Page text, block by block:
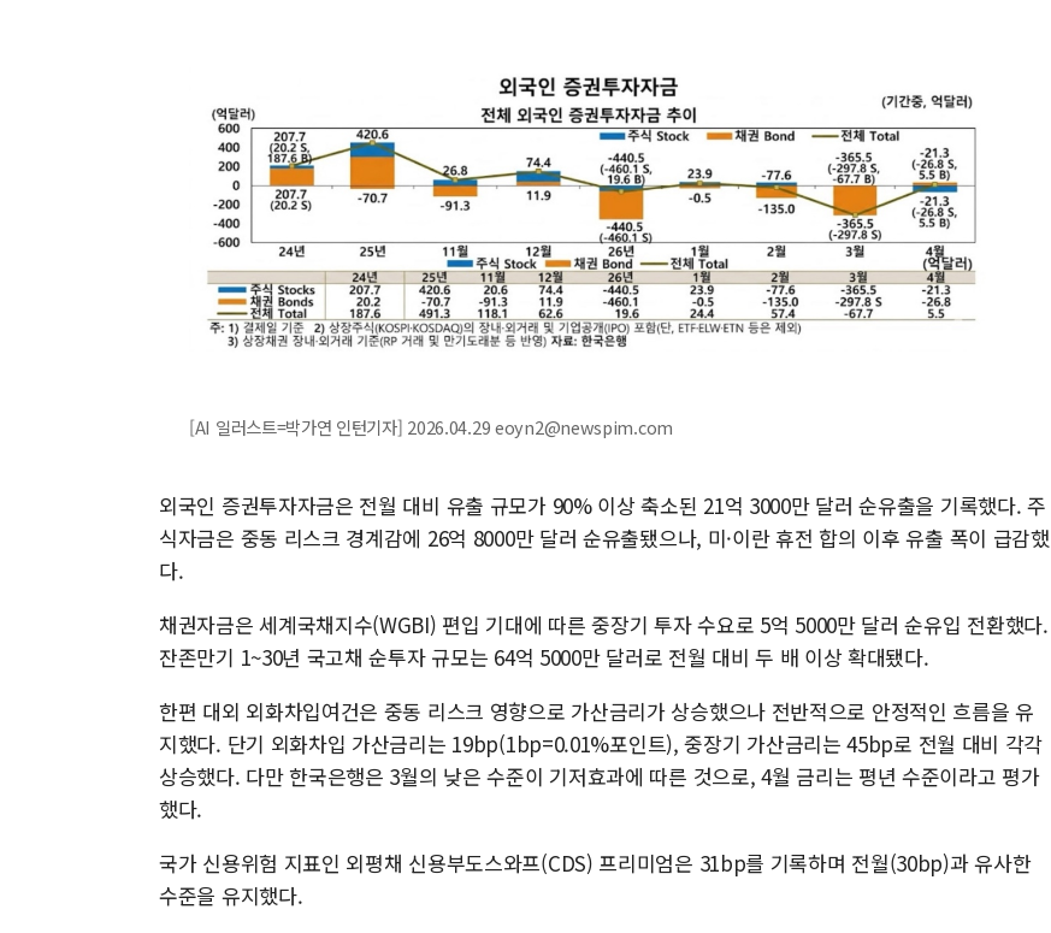
[AI 일러스트=박가연 인턴기자] 2026.04.29 eoyn2@newspim.com
외국인 증권투자자금은 전월 대비 유출 규모가 90% 이상 축소된 21억 3000만 달러 순유출을 기록했다. 주
식자금은 중동 리스크 경계감에 26억 8000만 달러 순유출됐으나, 미·이란 휴전 합의 이후 유출 폭이 급감했
다.
채권자금은 세계국채지수(WGBI) 편입 기대에 따른 중장기 투자 수요로 5억 5000만 달러 순유입 전환했다.
잔존만기 1~30년 국고채 순투자 규모는 64억 5000만 달러로 전월 대비 두 배 이상 확대됐다.
한편 대외 외화차입여건은 중동 리스크 영향으로 가산금리가 상승했으나 전반적으로 안정적인 흐름을 유
지했다. 단기 외화차입 가산금리는 19bp(1bp=0.01%포인트), 중장기 가산금리는 45bp로 전월 대비 각각
상승했다. 다만 한국은행은 3월의 낮은 수준이 기저효과에 따른 것으로, 4월 금리는 평년 수준이라고 평가
했다.
국가 신용위험 지표인 외평채 신용부도스와프(CDS) 프리미엄은 31bp를 기록하며 전월(30bp)과 유사한
수준을 유지했다.